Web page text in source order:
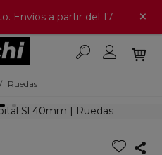
Envíos a partir del 17 ×
/ Ruedas